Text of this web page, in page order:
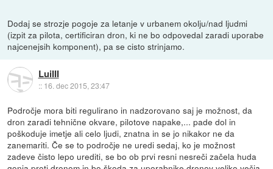
Dodaj se strozje pogoje za letanje v urbanem okolju/nad ljudmi
(izpit za pilota, certificiran dron, ki ne bo odpovedal zaradi uporabe
najcenejsih komponent), pa se cisto strinjamo.
LuiIII
:: 16. dec 2015, 23:47
Področje mora biti regulirano in nadzorovano saj je možnost, da
dron zaradi tehnične okvare, pilotove napake,... pade dol in
poškoduje imetje ali celo ljudi, znatna in se jo nikakor ne da
zanemariti. Če se to področje ne uredi sedaj, ko je možnost
zadeve čisto lepo urediti, se bo ob prvi resni nesreči začela huda